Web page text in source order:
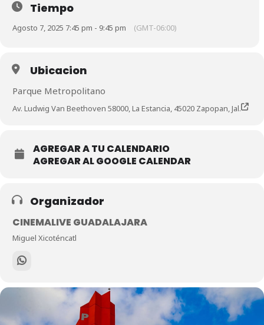
Tiempo
Agosto 7, 2025 7:45 pm - 9:45 pm (GMT-06:00)
Ubicacion
Parque Metropolitano
Av. Ludwig Van Beethoven 58000, La Estancia, 45020 Zapopan, Jal.
AGREGAR A TU CALENDARIO
AGREGAR AL GOOGLE CALENDAR
Organizador
CINEMALIVE GUADALAJARA
Miguel Xicoténcatl